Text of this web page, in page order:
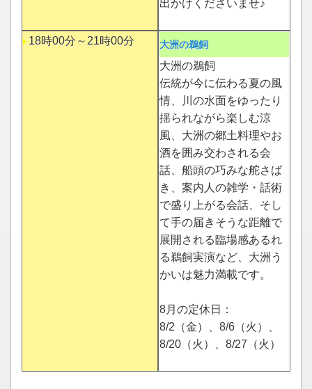
出かけくださいませ♪
18時00分～21時00分 大洲の鵜飼
大洲の鵜飼
伝統が今に伝わる夏の風
情、川の水面をゆったり
揺られながら楽しむ涼
風、大洲の郷土料理やお
酒を囲み交わされる会
話、船頭の巧みな舵さば
き、案内人の雑学・話術
で盛り上がる会話、そし
て手の届きそうな距離で
展開される臨場感あるれ
る鵜飼実演など、大洲う
かいは魅力満載です。
8月の定休日：
8/2（金）、8/6（火）、
8/20（火）、8/27（火）